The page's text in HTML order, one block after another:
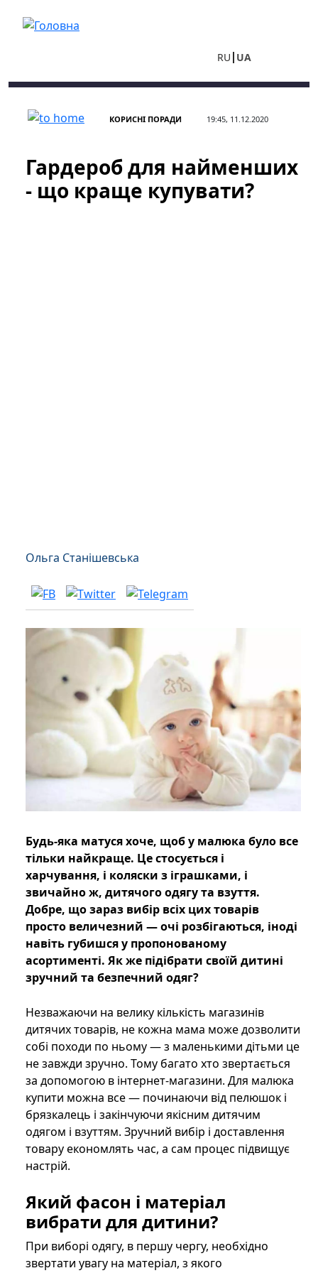
RU UA
КОРИСНІ ПОРАДИ 19:45, 11.12.2020
Гардероб для найменших
- що краще купувати?
Ольга Станішевська
Будь-яка матуся хоче, щоб у малюка було все
тільки найкраще. Це стосується і
харчування, і коляски з іграшками, і
звичайно ж, дитячого одягу та взуття.
Добре, що зараз вибір всіх цих товарів
просто величезний — очі розбігаються, іноді
навіть губишся у пропонованому
асортименті. Як же підібрати своїй дитині
зручний та безпечний одяг?
Незважаючи на велику кількість магазинів
дитячих товарів, не кожна мама може дозволити
собі походи по ньому — з маленькими дітьми це
не завжди зручно. Тому багато хто звертається
за допомогою в інтернет-магазини. Для малюка
купити можна все — починаючи від пелюшок і
брязкалець і закінчуючи якісним дитячим
одягом і взуттям. Зручний вибір і доставлення
товару економлять час, а сам процес підвищує
настрій.
Який фасон і матеріал
вибрати для дитини?
При виборі одягу, в першу чергу, необхідно
звертати увагу на матеріал, з якого